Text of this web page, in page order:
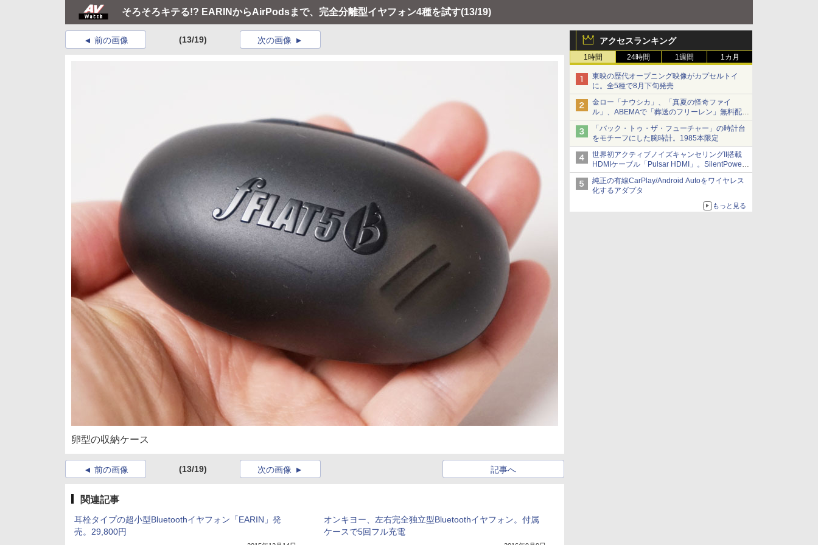
そろそろキテる!? EARINからAirPodsまで、完全分離型イヤフォン4種を試す(13/19)
アクセスランキング
1時間 24時間 1週間 1カ月
東映の歴代オープニング映像がカプセルトイ
に。全5種で8月下旬発売
金ロー「ナウシカ」、「真夏の怪奇ファイ
ル」、ABEMAで「葬送のフリーレン」無料配信
など。夏の特番・配信情報
「バック・トゥ・ザ・フューチャー」の時計台
をモチーフにした腕時計。1985本限定
世界初アクティブノイズキャンセリングII搭載
HDMIケーブル「Pulsar HDMI」。SilentPower
から
純正の有線CarPlay/Android Autoをワイヤレス
化するアダプタ
もっと見る
前の画像 (13/19) 次の画像
卵型の収納ケース
前の画像 (13/19) 次の画像 記事へ
関連記事
耳栓タイプの超小型Bluetoothイヤフォン「EARIN」発
売。29,800円
オンキヨー、左右完全独立型Bluetoothイヤフォン。付属
ケースで5回フル充電